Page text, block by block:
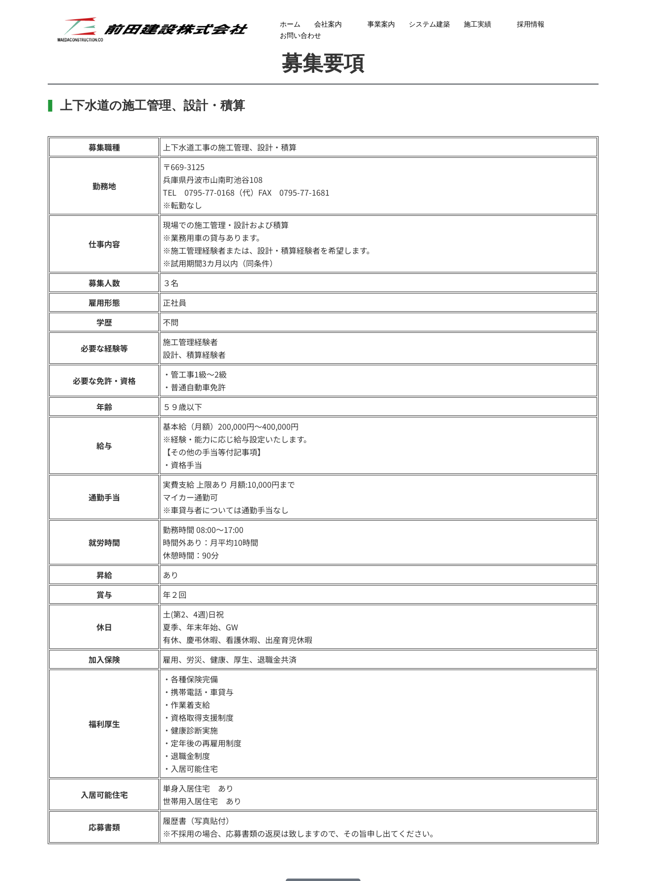
ホーム 会社案内 事業案内 システム建築 施工実績
採用情報
お問い合わせ
募集要項
上下水道の施工管理、設計・積算
募集職種 上下水道工事の施工管理、設計・積算
勤務地
〒669-3125
兵庫県丹波市山南町池谷108
TEL 0795-77-0168（代）FAX 0795-77-1681
※転勤なし
仕事内容
現場での施工管理・設計および積算
※業務用車の貸与あります。
※施工管理経験者または、設計・積算経験者を希望します。
※試用期間3カ月以内（同条件）
募集人数
３名
雇用形態
正社員
学歴
不問
必要な経験等
施工管理経験者
設計、積算経験者
必要な免許・資格
・管工事1級～2級
・普通自動車免許
年齢
５９歳以下
給与
基本給（月額）200,000円～400,000円
※経験・能力に応じ給与設定いたします。
【その他の手当等付記事項】
・資格手当
通勤手当
実費支給 上限あり 月額:10,000円まで
マイカー通勤可
※車貸与者については通勤手当なし
就労時間
勤務時間 08:00～17:00
時間外あり：月平均10時間
休憩時間：90分
昇給
あり
賞与
年２回
休日
土(第2、4週)日祝
夏季、年末年始、GW
有休、慶弔休暇、看護休暇、出産育児休暇
加入保険
雇用、労災、健康、厚生、退職金共済
福利厚生
・各種保険完備
・携帯電話・車貸与
・作業着支給
・資格取得支援制度
・健康診断実施
・定年後の再雇用制度
・退職金制度
・入居可能住宅
入居可能住宅
単身入居住宅 あり
世帯用入居住宅 あり
応募書類
履歴書（写真貼付）
※不採用の場合、応募書類の返戻は致しますので、その旨申し出てください。